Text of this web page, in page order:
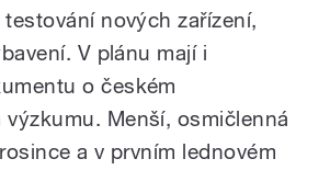
nových zařízení,
V plánu mají i
o českém
Menší, osmičlenná
a v prvním lednovém